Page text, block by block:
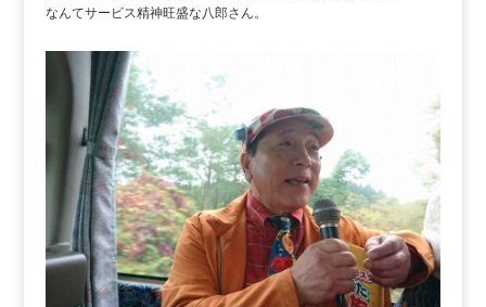
なんてサービス精神旺盛な八郎さん。